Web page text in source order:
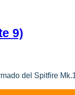
9)
del Spitfire